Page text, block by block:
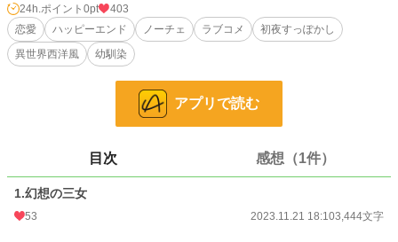
「もう誰でもいいから貰ってよぉ～！！」
なんてやさぐれていたある日、彼女のもとへ届いたのは幼い頃少しだけ遊んだこ
本当の私を知っているのに申込むならお飾りの政略結婚だわ！ なんて思い込み
初夜をすっぽかしたヒロインと、初恋をやっと実らせたつもりでいたのにすっぽ
【2023.11.28追記】
その後の二人のちょっとしたSSを番外編として追加しました！
24h.ポイント 0pt
403
恋愛
ハッピーエンド ノーチェ ラブコメ
初夜すっぽかし
異世界西洋風
幼馴染
アプリで読む
目次 感想（1件）
1.幻想の三女
53 2023.11.21 18:103,444文字